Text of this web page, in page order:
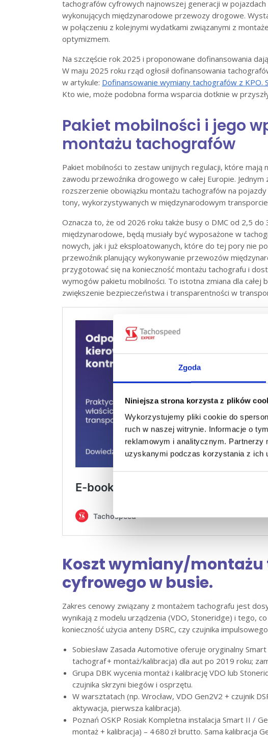
Zgoda
Niniejsza strona korzysta z plików
Wykorzystujemy pliki cookie do
ruch w naszej witrynie. Informacje o
reklamowym i analitycznym. Partnerzy
uzyskanymi podczas korzystania z ich
tachografów cyfrowych najnowszej generacji w
wykonujących międzynarodowe przewozy drogowe.
w połączeniu z kolejnymi wydatkami związanymi z
optymizmem.
Na szczęście rok 2025 i proponowane dofinansowania
W maju 2025 roku rząd ogłosił dofinansowania
w artykule: Dofinansowanie wymiany tachografów z
Kto wie, może podobna forma wsparcia dotknie w
Pakiet mobilności i jego
montażu tachografów
Pakiet mobilności to zestaw unijnych regulacji, które mają
zawodu przewoźnika drogowego w całej Europie.
rozszerzenie obowiązku montażu tachografów na
tony, wykorzystywanych w międzynarodowym
Oznacza to, że od 2026 roku także busy o DMC od 2,5
międzynarodowe, będą musiały być wyposażone w
nowych, jak i już eksploatowanych, które do tej pory nie
przewoźnik planujący wykonywanie przewozów
przygotować się na konieczność montażu tachografu i
wymogów pakietu mobilności. To istotna zmiana dla
zwiększenie bezpieczeństwa i transparentności w
Koszt wymiany/
cyfrowego w busie.
Zakres cenowy związany z montażem tachografu jest
wynikają z modelu urządzenia (VDO, Stoneridge) i tego,
konieczność użycia anteny DSRC, czy czujnika
Sobiesław Zasada Automotive oferuje oryginalny
tachograf + montaż/kalibracja) dla aut po 2019 roku;
Grupa DBK wycenia montaż i kalibrację VDO lub
czujnika skrzyni biegów i osprzętu.
W warsztatach (np. Wrocław, VDO Gen2V2 + czujnik
aktywacja, pierwsza kalibracja).
Poznań OSKP Rosiak Kompletna instalacja Smart II /
montaż + kalibracja) – 4 680 zł brutto. Sama kalibracja